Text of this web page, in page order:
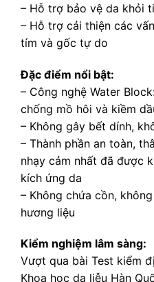
– Hỗ trợ bảo vệ da khỏi
– Hỗ trợ cải thiện các
tím và gốc tự do
Đặc điểm nổi bật:
– Công nghệ Water
chống mồ hôi và kiềm
– Không gây bết dính,
– Thành phần an toàn,
nhạy cảm nhất đã được
kích ứng da
– Không chứa cồn,
hương liệu
Kiểm nghiệm lâm sàng:
Vượt qua bài Test kiểm
Khoa học da liễu Hàn